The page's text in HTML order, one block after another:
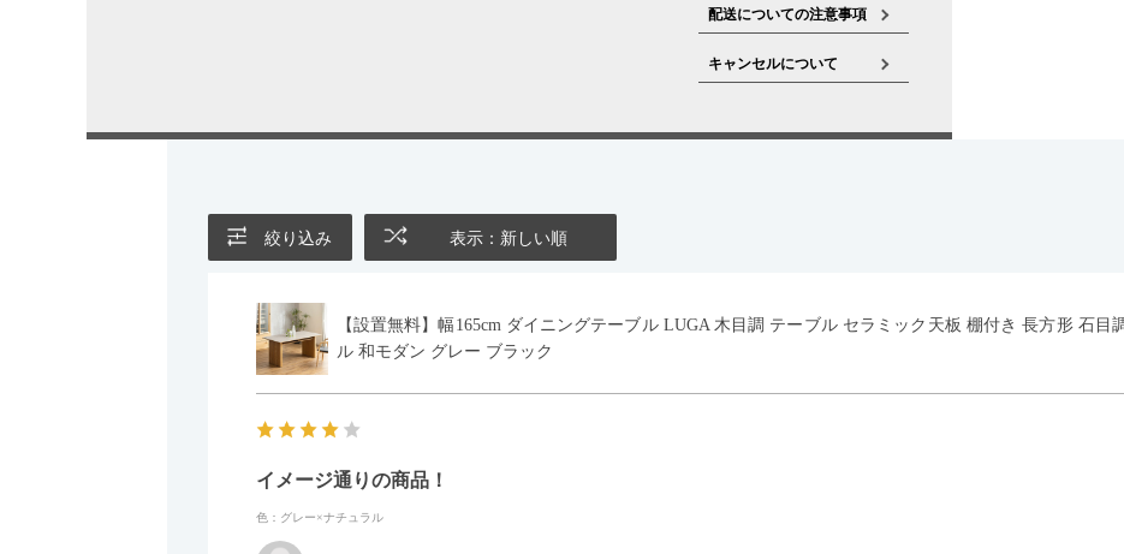
配送についての注意事項
キャンセルについて
絞り込み 表示：新しい順
【設置無料】幅165cm ダイニングテーブル LUGA 木目調 テーブル セラミック天板 棚付き 長方形 石目
ル 和モダン グレー ブラック
イメージ通りの商品！
色：グレー×ナチュラル